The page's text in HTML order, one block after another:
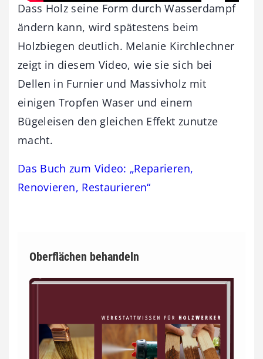
Dass Holz seine Form durch Wasserdampf
ändern kann, wird spätestens beim
Holzbiegen deutlich. Melanie Kirchlechner
zeigt in diesem Video, wie sie sich bei
Dellen in Furnier und Massivholz mit
einigen Tropfen Waser und einem
Bügeleisen den gleichen Effekt zunutze
macht.
Das Buch zum Video: „Reparieren,
Renovieren, Restaurieren“
Oberflächen behandeln